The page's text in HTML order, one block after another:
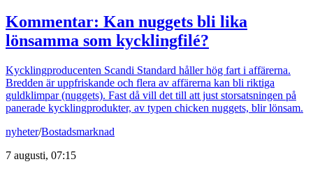
Kommentar: Kan nuggets bli lika
lönsamma som kycklingfilé?
Kycklingproducenten Scandi Standard håller hög fart i affärerna.
Bredden är uppfriskande och flera av affärerna kan bli riktiga
guldklimpar (nuggets). Fast då vill det till att just storsatsningen på
panerade kycklingprodukter, av typen chicken nuggets, blir lönsam.
nyheter/Bostadsmarknad
7 augusti, 07:15